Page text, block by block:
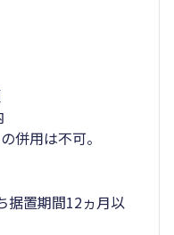
併用は不可。
据置期間12ヵ月以